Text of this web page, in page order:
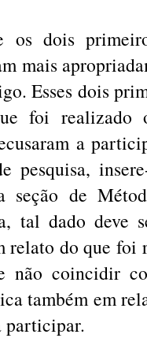
os dois
mais
Esses dois
foi realizado
a
pesquisa,
seção de
tal dado deve
relato do que
não coincidir
também em
participar.